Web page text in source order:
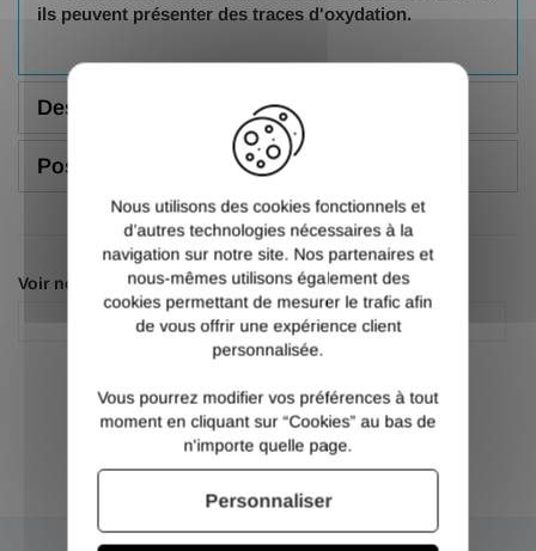
ils peuvent présenter des traces d'oxydation.
Description
Poser une question
Voir nos autres pages :
Fer rond acier
Fer rond acier
Nous utilisons des cookies fonctionnels et
d’autres technologies nécessaires à la
navigation sur notre site. Nos partenaires et
nous-mêmes utilisons également des
cookies permettant de mesurer le trafic afin
de vous offrir une expérience client
personnalisée.
Vous pourrez modifier vos préférences à tout
moment en cliquant sur “Cookies” au bas de
n'importe quelle page.
Personnaliser